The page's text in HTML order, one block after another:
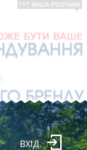
ВХІД